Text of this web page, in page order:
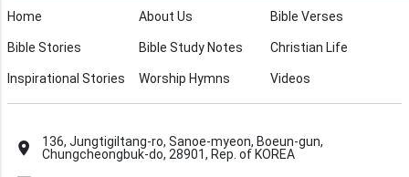
Home About Us Bible Verses
Bible Stories Bible Study Notes Christian Life
Inspirational Stories Worship Hymns Videos
136, Jungtigiltang-ro, Sanoe-myeon, Boeun-gun,
Chungcheongbuk-do, 28901, Rep. of KOREA